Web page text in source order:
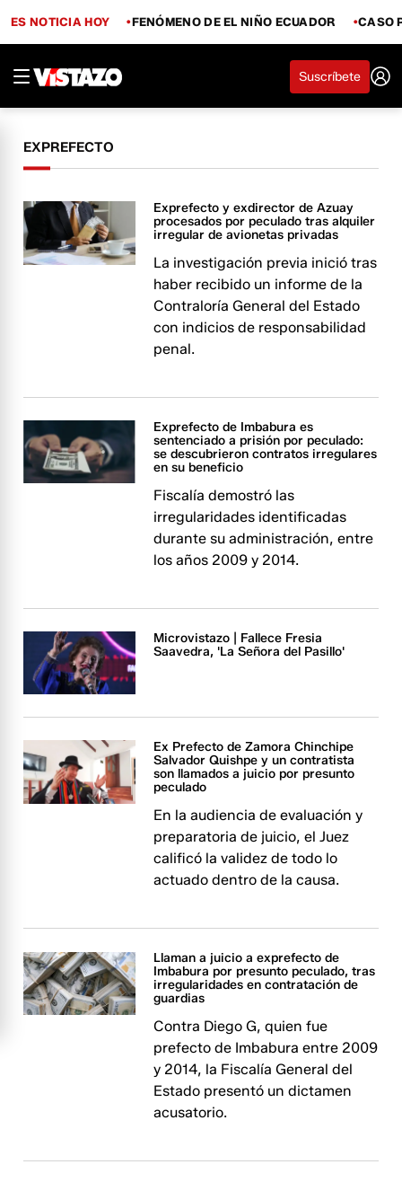
ES NOTICIA HOY FENÓMENO DE EL NIÑO ECUADOR CASO
Suscríbete
EXPREFECTO
Exprefecto y exdirector de Azuay
procesados por peculado tras alquiler
irregular de avionetas privadas
La investigación previa inició tras
haber recibido un informe de la
Contraloría General del Estado
con indicios de responsabilidad
penal.
Exprefecto de Imbabura es
sentenciado a prisión por peculado:
se descubrieron contratos irregulares
en su beneficio
Fiscalía demostró las
irregularidades identificadas
durante su administración, entre
los años 2009 y 2014.
Microvistazo | Fallece Fresia
Saavedra, 'La Señora del Pasillo'
Ex Prefecto de Zamora Chinchipe
Salvador Quishpe y un contratista
son llamados a juicio por presunto
peculado
En la audiencia de evaluación y
preparatoria de juicio, el Juez
calificó la validez de todo lo
actuado dentro de la causa.
Llaman a juicio a exprefecto de
Imbabura por presunto peculado, tras
irregularidades en contratación de
guardias
Contra Diego G, quien fue
prefecto de Imbabura entre 2009
y 2014, la Fiscalía General del
Estado presentó un dictamen
acusatorio.